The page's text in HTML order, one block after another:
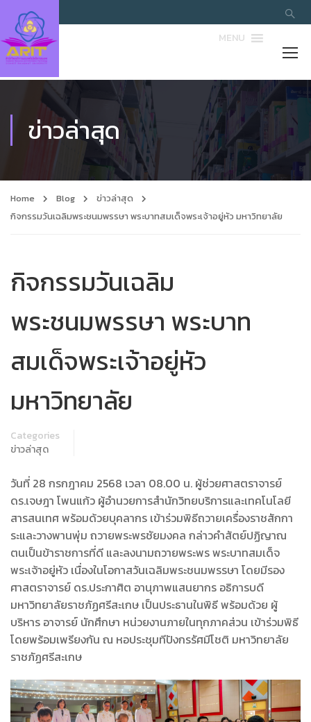
MENU
ข่าวล่าสุด
Home Blog
ข่าวล่าสุด
กิจกรรมวันเฉลิมพระชนมพรรษา พระบาทสมเด็จพระเจ้าอยู่หัว มหาวิทยาลัย
กิจกรรมวันเฉลิม
พระชนมพรรษา พระบาท
สมเด็จพระเจ้าอยู่หัว
มหาวิทยาลัย
Categories
ข่าวล่าสุด
วันที่ 28 กรกฎาคม 2568 เวลา 08.00 น. ผู้ช่วยศาสตราจารย์
ดร.เจษฎา โพนแก้ว ผู้อำนวยการสำนักวิทยบริการและเทคโนโลยี
สารสนเทศ พร้อมด้วยบุคลากร เข้าร่วมพิธีถวายเครื่องราชสักกา
ระและวางพานพุ่ม ถวายพระพรชัยมงคล กล่าวคำสัตย์ปฏิญาณ
ตนเป็นข้าราชการที่ดี และลงนามถวายพระพร พระบาทสมเด็จ
พระเจ้าอยู่หัว เนื่องในโอกาสวันเฉลิมพระชนมพรรษา โดยมีรอง
ศาสตราจารย์ ดร.ประกาศิต อานุภาพแสนยากร อธิการบดี
มหาวิทยาลัยราชภัฏศรีสะเกษ เป็นประธานในพิธี พร้อมด้วย ผู้
บริหาร อาจารย์ นักศึกษา หน่วยงานภายในทุกภาคส่วน เข้าร่วมพิธี
โดยพร้อมเพรียงกัน ณ หอประชุมทีปังกรรัศมีโชติ มหาวิทยาลัย
ราชภัฏศรีสะเกษ